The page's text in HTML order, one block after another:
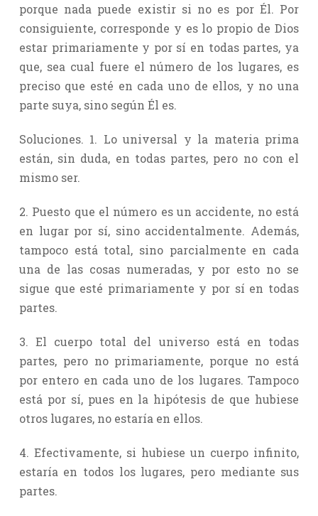
porque nada puede existir si no es por Él. Por
consiguiente, corresponde y es lo propio de Dios
estar primariamente y por sí en todas partes, ya
que, sea cual fuere el número de los lugares, es
preciso que esté en cada uno de ellos, y no una
parte suya, sino según Él es.
Soluciones. 1. Lo universal y la materia prima
están, sin duda, en todas partes, pero no con el
mismo ser.
2. Puesto que el número es un accidente, no está
en lugar por sí, sino accidentalmente. Además,
tampoco está total, sino parcialmente en cada
una de las cosas numeradas, y por esto no se
sigue que esté primariamente y por sí en todas
partes.
3. El cuerpo total del universo está en todas
partes, pero no primariamente, porque no está
por entero en cada uno de los lugares. Tampoco
está por sí, pues en la hipótesis de que hubiese
otros lugares, no estaría en ellos.
4. Efectivamente, si hubiese un cuerpo infinito,
estaría en todos los lugares, pero mediante sus
partes.